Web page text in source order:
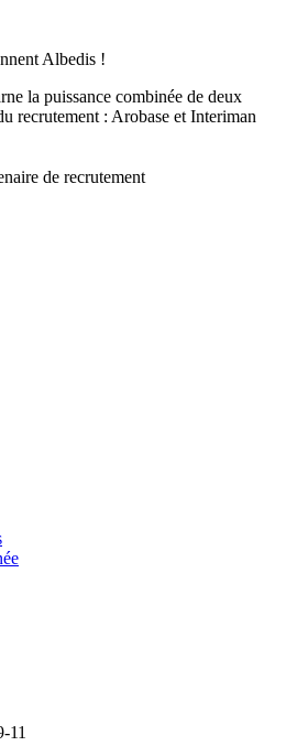
Albedis !
la puissance combinée de deux
recrutement : Arobase et Interiman
11